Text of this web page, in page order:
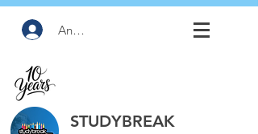
Anmelden
STUDYBREAK